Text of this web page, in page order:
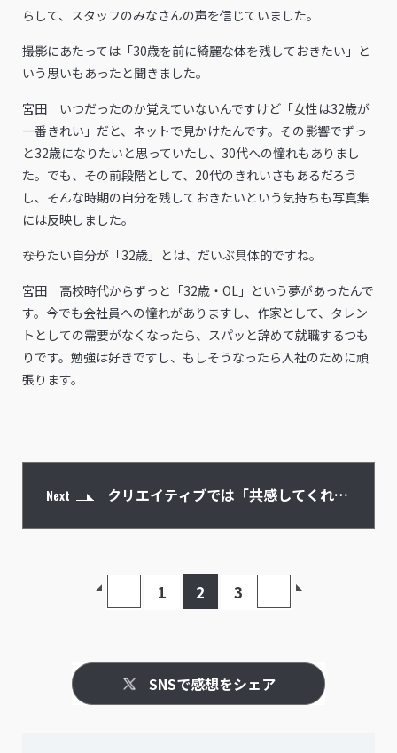
らして、スタッフのみなさんの声を信じていました。
――撮影にあたっては「30歳を前に綺麗な体を残しておきたい」と
いう思いもあったと聞きました。
宮田 いつだったのか覚えていないんですけど「女性は32歳が
一番きれい」だと、ネットで見かけたんです。その影響でずっ
と32歳になりたいと思っていたし、30代への憧れもありまし
た。でも、その前段階として、20代のきれいさもあるだろう
し、そんな時期の自分を残しておきたいという気持ちも写真集
には反映しました。
――なりたい自分が「32歳」とは、だいぶ具体的ですね。
宮田 高校時代からずっと「32歳・OL」という夢があったんで
す。今でも会社員への憧れがありますし、作家として、タレン
トとしての需要がなくなったら、スパッと辞めて就職するつも
りです。勉強は好きですし、もしそうなったら入社のために頑
張ります。
Next クリエイティブでは「共感してくれる
1 2 3
SNSで感想をシェア